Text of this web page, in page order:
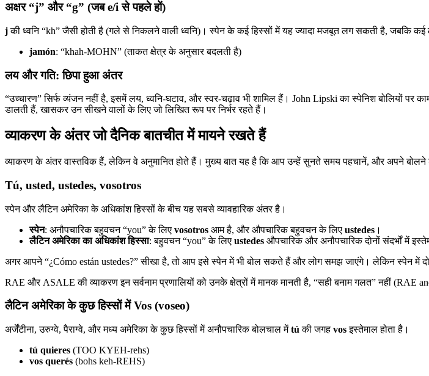
अक्षर “j” और “g” (जब e/i से पहले हों)
jकी ध्वनि “kh” जैसी होती है (गले से निकलने वाली ध्वनि)। स्पेन के कई हिस्सों में यह ज्यादा मजबूत लग सकती है, जबकि
jamón: “khah-MOHN” (ताकत क्षेत्र के अनुसार बदलती है)
लय और गति: छिपा हुआ अंतर
“उच्चारण” सिर्फ व्यंजन नहीं है, इसमें लय, ध्वनि-घटाव, और स्वर-चढ़ाव भी शामिल हैं। John Lipski का स्पेनिश बोलियों पर
डालती हैं, खासकर उन सीखने वालों के लिए जो लिखित रूप पर निर्भर रहते हैं।
व्याकरण के अंतर जो दैनिक बातचीत में मायने रखते हैं
व्याकरण के अंतर वास्तविक हैं, लेकिन वे अनुमानित होते हैं। मुख्य बात यह है कि आप उन्हें सुनते समय पहचानें, और अपने
Tú, usted, ustedes, vosotros
स्पेन और लैटिन अमेरिका के अधिकांश हिस्सों के बीच यह सबसे व्यावहारिक अंतर है।
स्पेन: अनौपचारिक बहुवचन “you” के लिए vosotros आम है, और औपचारिक बहुवचन के लिए ustedes ।
लैटिन अमेरिका का अधिकांश हिस्सा: बहुवचन “you” के लिए ustedes औपचारिक और अनौपचारिक दोनों संदर्भों में
अगर आपने “¿Cómo están ustedes?” सीखा है, तो आप इसे स्पेन में भी बोल सकते हैं और लोग समझ जाएंगे। लेकिन स्पेन में
RAE और ASALE की व्याकरण इन सर्वनाम प्रणालियों को उनके क्षेत्रों में मानक मानती है, “सही बनाम गलत” नहीं (RAE
लैटिन अमेरिका के कुछ हिस्सों में Vos (voseo)
अर्जेंटीना, उरुग्वे, पैराग्वे, और मध्य अमेरिका के कुछ हिस्सों में अनौपचारिक बोलचाल मेंtú की जगह vosइस्तेमाल होता है।
tú quieres (TOO KYEH-rehs)
vos querés (bohs keh-REHS)